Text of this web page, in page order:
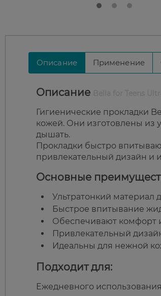
Описание Применение
Описание
Гигиенические прокладки
кожей. Они изготовлены из
дышать.
Прокладки быстро
привлекательный дизайн и
Основные
Ультратонкий
Быстрое впитывание
Обеспечивают комфорт
Привлекательный
Идеальны для нежной
Подходит для:
Ежедневного